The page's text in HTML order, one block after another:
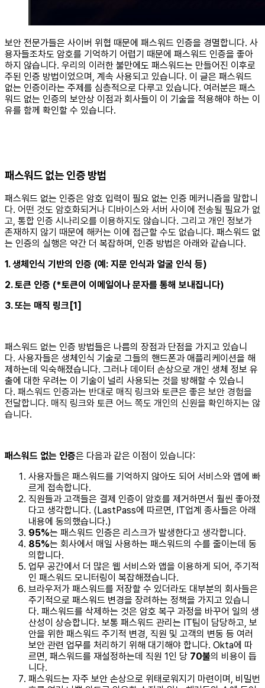
보안 전문가들은 사이버 위협 때문에 패스워드 인증을 경멸합니다. 사
용자들조차도 암호를 기억하기 어렵기 때문에 패스워드 인증을 좋아
하지 않습니다. 우리의 이러한 불만에도 패스워드는 만들어진 이후로
주된 인증 방법이었으며, 계속 사용되고 있습니다. 이 글은 패스워드
없는 인증이라는 주제를 심층적으로 다루고 있습니다. 여러분은 패스
워드 없는 인증의 보안상 이점과 회사들이 이 기술을 적용해야 하는 이
유를 함께 확인할 수 있습니다.
패스워드 없는 인증 방법
패스워드 없는 인증은 암호 입력이 필요 없는 인증 메커니즘을 말합니
다. 어떤 것도 암호화되거나 디바이스와 서버 사이에 전송될 필요가 없
고, 통합 인증 시나리오를 이용하지도 않습니다. 그리고 개인 정보가
존재하지 않기 때문에 해커는 이에 접근할 수도 없습니다. 패스워드 없
는 인증의 실행은 약간 더 복잡하며, 인증 방법은 아래와 같습니다.
1. 생체인식 기반의 인증 (예: 지문 인식과 얼굴 인식 등)
2. 토큰 인증 (*토큰이 이메일이나 문자를 통해 보내집니다)
3. 또는 매직 링크[1]
패스워드 없는 인증 방법들은 나름의 장점과 단점을 가지고 있습니
다. 사용자들은 생체인식 기술로 그들의 핸드폰과 애플리케이션을 해
제하는데 익숙해졌습니다. 그러나 데이터 손상으로 개인 생체 정보 유
출에 대한 우려는 이 기술이 널리 사용되는 것을 방해할 수 있습니
다. 패스워드 인증과는 반대로 매직 링크와 토큰은 좋은 보안 경험을
전달합니다. 매직 링크와 토큰 어느 쪽도 개인의 신원을 확인하지는 않
습니다.
패스워드 없는 인증은 다음과 같은 이점이 있습니다:
사용자들은 패스워드를 기억하지 않아도 되어 서비스와 앱에 빠
르게 접속합니다.
직원들과 고객들은 결제 인증이 암호를 제거하면서 훨씬 좋아졌
다고 생각합니다. (LastPass에 따르면, IT업계 종사들은 아래
내용에 동의했습니다.)
95%는 패스워드 인증은 리스크가 발생한다고 생각합니다.
85%는 회사에서 매일 사용하는 패스워드의 수를 줄이는데 동
의합니다.
업무 공간에서 더 많은 웹 서비스와 앱을 이용하게 되어, 주기적
인 패스워드 모니터링이 복잡해졌습니다.
브라우저가 패스워드를 저장할 수 있더라도 대부분의 회사들은
주기적으로 패스워드 변경을 장려하는 정책을 가지고 있습니
다. 패스워드를 삭제하는 것은 암호 복구 과정을 바꾸어 일의 생
산성이 상승합니다. 보통 패스워드 관리는 IT팀이 담당하고, 보
안을 위한 패스워드 주기적 변경, 직원 및 고객의 변동 등 여러
보안 관련 업무를 처리하기 위해 대기해야 합니다. Okta에 따
르면, 패스워드를 재설정하는데 직원 1인 당 70불의 비용이 듭
니다.
패스워드는 자주 보안 손상으로 위태로워지기 마련이며, 비밀번